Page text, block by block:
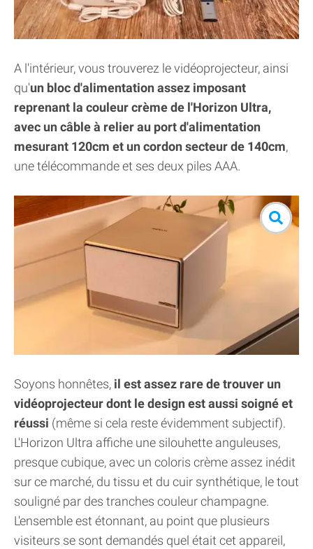
A l'intérieur, vous trouverez le vidéoprojecteur, ainsi
qu'un bloc d'alimentation assez imposant
reprenant la couleur crème de l'Horizon Ultra,
avec un câble à relier au port d'alimentation
mesurant 120cm et un cordon secteur de 140cm,
une télécommande et ses deux piles AAA.
Soyons honnêtes, il est assez rare de trouver un
vidéoprojecteur dont le design est aussi soigné et
réussi (même si cela reste évidemment subjectif).
L'Horizon Ultra affiche une silouhette anguleuses,
presque cubique, avec un coloris crème assez inédit
sur ce marché, du tissu et du cuir synthétique, le tout
souligné par des tranches couleur champagne.
L'ensemble est étonnant, au point que plusieurs
visiteurs se sont demandés quel était cet appareil,